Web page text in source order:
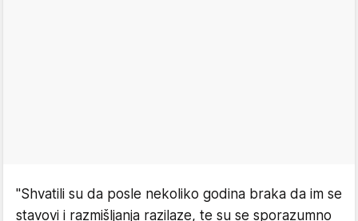
"Shvatili su da posle nekoliko godina braka da im se
stavovi i razmišljanja razilaze, te su se sporazumno